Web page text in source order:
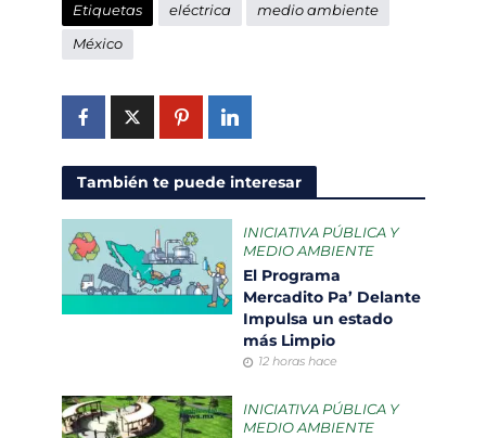
Etiquetas eléctrica medio ambiente
México
También te puede interesar
INICIATIVA PÚBLICA Y
MEDIO AMBIENTE
El Programa
Mercadito Pa’ Delante
Impulsa un estado
más Limpio
12 horas hace
INICIATIVA PÚBLICA Y
MEDIO AMBIENTE